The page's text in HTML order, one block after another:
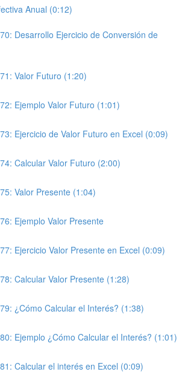
Anual (0:12)
Desarrollo Ejercicio de Conversión de
Valor Futuro (1:20)
Ejemplo Valor Futuro (1:01)
Ejercicio de Valor Futuro en Excel (0:09)
Calcular Valor Futuro (2:00)
Valor Presente (1:04)
Ejemplo Valor Presente
Ejercicio Valor Presente en Excel (0:09)
Calcular Valor Presente (1:28)
¿Cómo Calcular el Interés? (1:38)
Ejemplo ¿Cómo Calcular el Interés? (1:01)
Calcular el interés en Excel (0:09)